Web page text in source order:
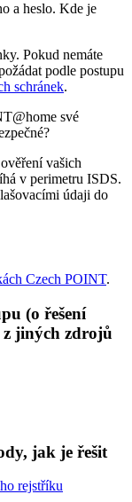
a heslo. Kde je
Pokud nemáte
podle postupu
schránek.
své
vašich
v perimetru ISDS.
údaji do
Czech POINT.
(o řešení
z jiných zdrojů
jak je řešit
rejstříku